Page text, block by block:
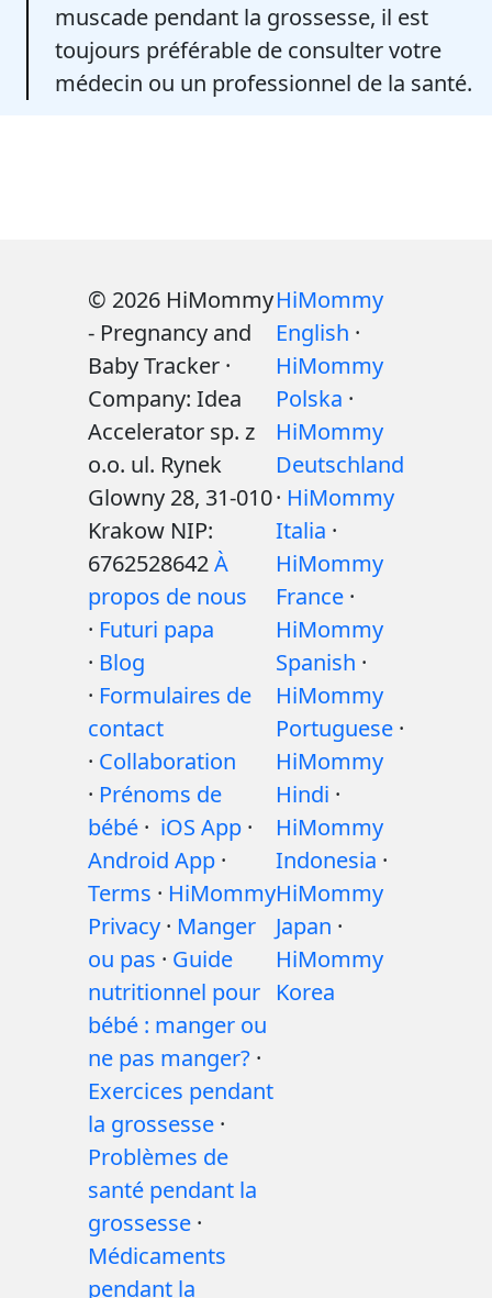
muscade pendant la grossesse, il est
toujours préférable de consulter votre
médecin ou un professionnel de la santé.
© 2026 HiMommy
- Pregnancy and
Baby Tracker ·
Company: Idea
Accelerator sp. z
o.o. ul. Rynek
Glowny 28, 31-010
Krakow NIP:
6762528642À
propos de nous
· Futuri papa
· Blog
· Formulaires de
contact
· Collaboration
· Prénoms de
bébé · iOS App ·
Android App ·
Terms · HiMommy
Privacy · Manger
ou pas · Guide
nutritionnel pour
bébé : manger ou
ne pas manger? ·
Exercices pendant
la grossesse ·
Problèmes de
santé pendant la
grossesse ·
Médicaments
pendant la
HiMommy
English ·
HiMommy
Polska ·
HiMommy
Deutschland
· HiMommy
Italia ·
HiMommy
France ·
HiMommy
Spanish ·
HiMommy
Portuguese ·
HiMommy
Hindi ·
HiMommy
Indonesia ·
HiMommy
Japan ·
HiMommy
Korea